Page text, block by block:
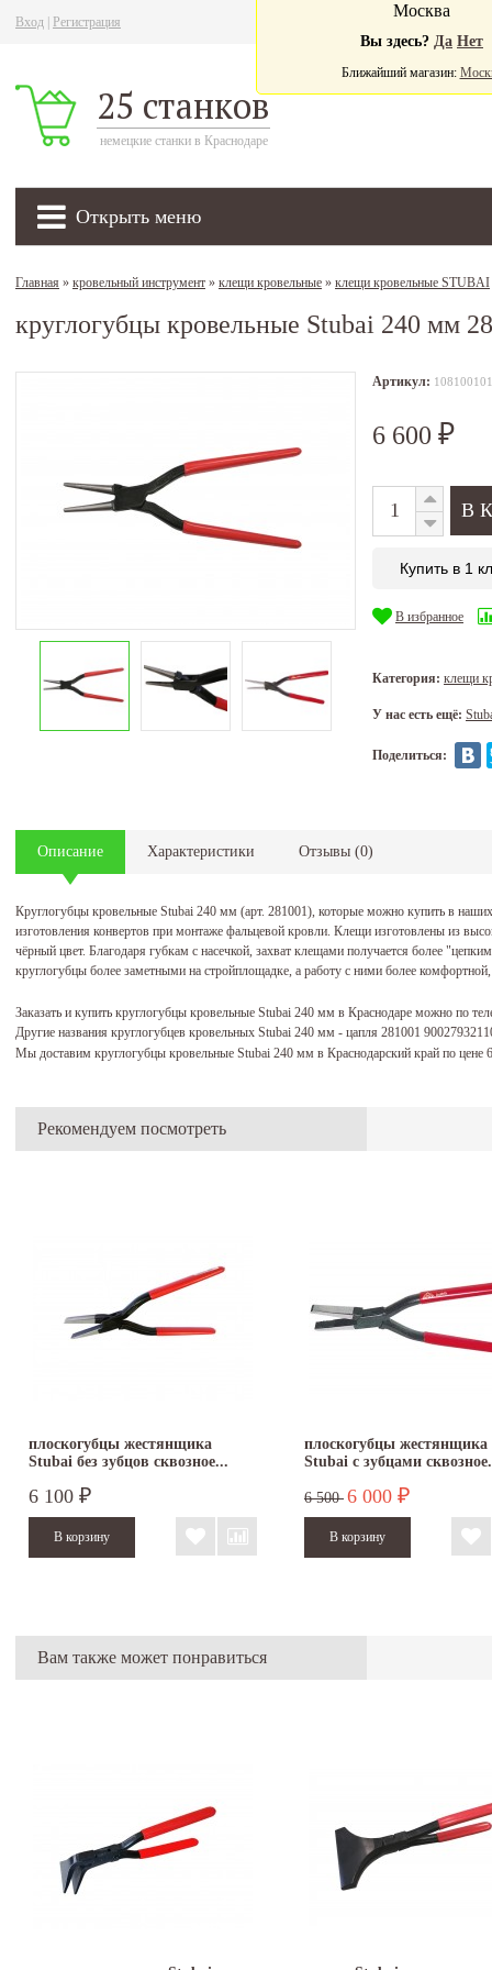
Вход Регистрация
25 станков
немецкие станки в Краснодаре
Открыть меню
Москва
Вы здесь? Да Нет
Ближайший магазин:
Главная » кровельный инструмент » клещи кровельные » клещи кровельные STUBAI
круглогубцы кровельные Stubai 240 мм
Артикул: 108100101
6 600 ₽
Купить в 1
В избранное
Категория: клещи
У нас есть ещё:
Поделиться:
Описание Характеристики Отзывы (0)
Круглогубцы кровельные Stubai 240 мм (арт. 281001), которые можно купить в
изготовления конвертов при монтаже фальцевой кровли. Клещи изготовлены из
чёрный цвет. Благодаря губкам с насечкой, захват клещами получается более
круглогубцы более заметными на стройплощадке, а работу с ними более
Заказать и купить круглогубцы кровельные Stubai 240 мм в Краснодаре можно по
Другие названия круглогубцев кровельных Stubai 240 мм - цапля 281001
Мы доставим круглогубцы кровельные Stubai 240 мм в Краснодарский край по цене
Рекомендуем посмотреть
плоскогубцы жестянщика
Stubai без зубцов сквозное...
6 100 ₽
плоскогубцы жестянщика
Stubai с зубцами
6 500 6 000 ₽
Вам также может понравиться